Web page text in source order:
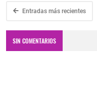
Entradas más recientes
SIN COMENTARIOS